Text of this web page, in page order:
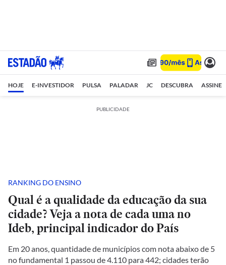
HOJE E-INVESTIDOR PULSA PALADAR JC DESCUBRA ASSINE
PUBLICIDADE
RANKING DO ENSINO
Qual é a qualidade da educação da sua
cidade? Veja a nota de cada uma no
Ideb, principal indicador do País
Em 20 anos, quantidade de municípios com nota abaixo de 5
no fundamental 1 passou de 4.110 para 442; cidades terão